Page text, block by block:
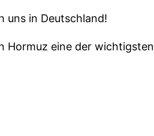
uns in Deutschland!
Hormuz eine der wichtigsten